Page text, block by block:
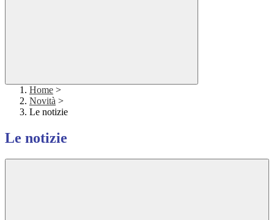
Home >
Novità >
Le notizie
Le notizie